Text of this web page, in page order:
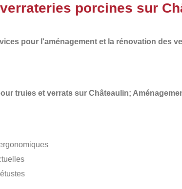
porcines sur
pour l'aménagement et la rénovation des
truies et verrats sur Châteaulin;